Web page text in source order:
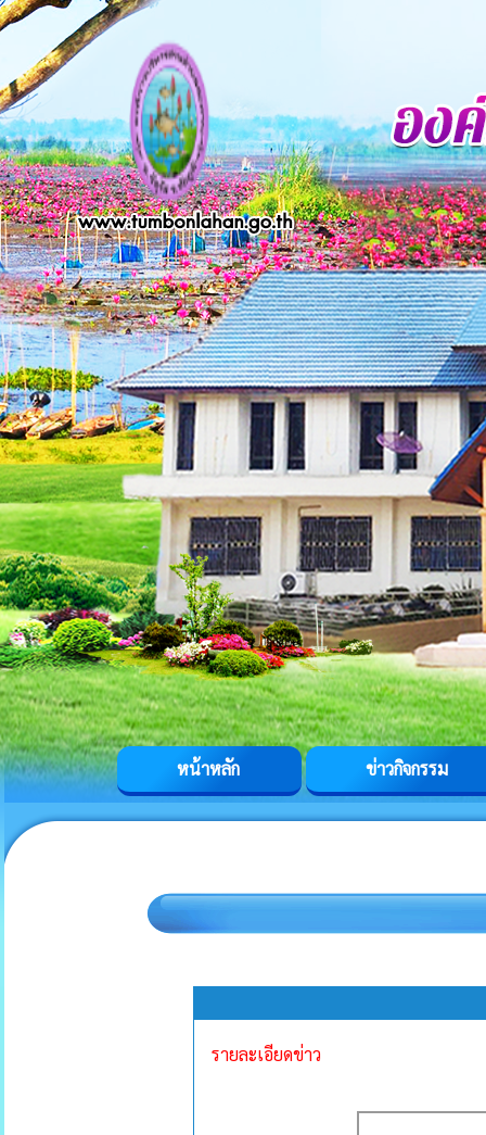
หน้าหลัก ข่าวกิจกรรม
รายละเอียดข่าว